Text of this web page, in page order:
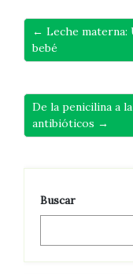
← Leche materna:
bebé
De la penicilina a
antibióticos →
Buscar